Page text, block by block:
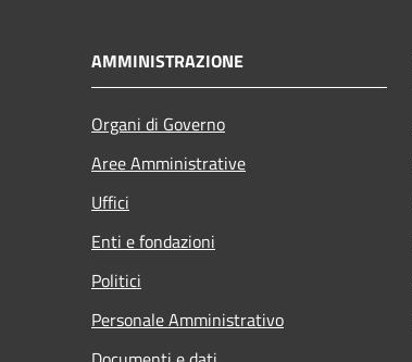
AMMINISTRAZIONE
Organi di Governo
Aree Amministrative
Uffici
Enti e fondazioni
Politici
Personale Amministrativo